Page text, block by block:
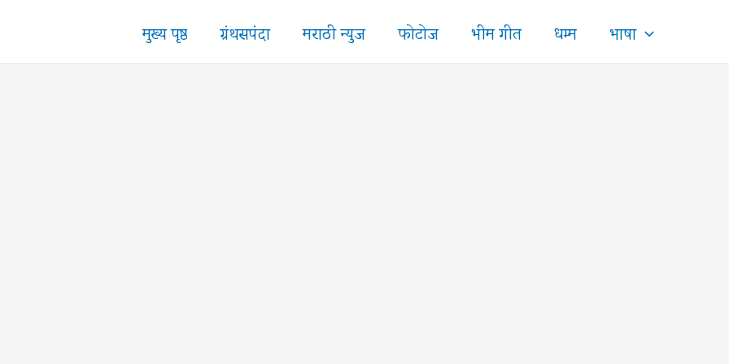
मुख्य पृष्ठ ग्रंथसपंदा मराठी न्युज फोटोज भीम गीत धम्म भाषा